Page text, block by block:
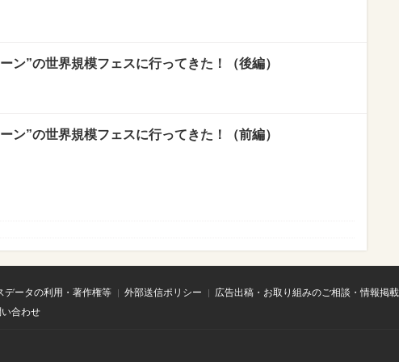
ン”の世界規模フェスに行ってきた！（後編）
ン”の世界規模フェスに行ってきた！（前編）
データの利用・著作権等 外部送信ポリシー
広告出稿・お取り組みのご相談・情報掲
合わせ